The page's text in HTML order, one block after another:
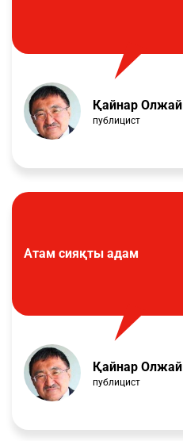
Қайнар Олжай
публицист
Атам сияқты адам
Қайнар Олжай
публицист